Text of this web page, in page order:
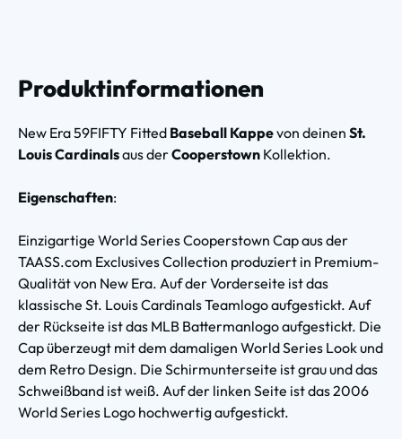
Produktinformationen
New Era 59FIFTY Fitted Baseball Kappevon deinen St.
Louis Cardinalsaus derCooperstown Kollektion.
Eigenschaften:
Einzigartige World Series Cooperstown Cap aus der
TAASS.com Exclusives Collection produziert in Premium-
Qualität von New Era. Auf der Vorderseite ist das
klassische St. Louis Cardinals Teamlogo aufgestickt. Auf
der Rückseite ist das MLB Battermanlogo aufgestickt. Die
Cap überzeugt mit dem damaligen World Series Look und
dem Retro Design. Die Schirmunterseite ist grau und das
Schweißband ist weiß. Auf der linken Seite ist das 2006
World Series Logo hochwertig aufgestickt.